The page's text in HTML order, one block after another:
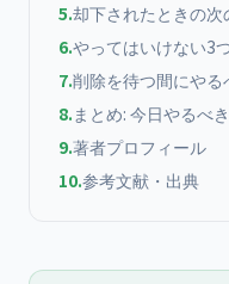
5.却下されたときの次
6.やってはいけない3
7.削除を待つ間にやる
8.まとめ: 今日やるべ
9.著者プロフィール
10.参考文献・出典